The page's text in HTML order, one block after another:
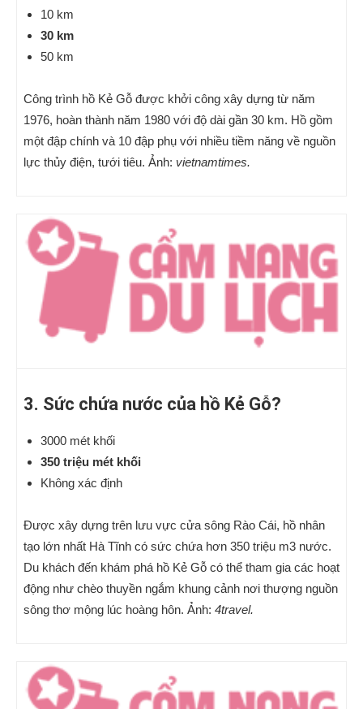
10 km
30 km
50 km
Công trình hồ Kẻ Gỗ được khởi công xây dựng từ năm
1976, hoàn thành năm 1980 với độ dài gần 30 km. Hồ gồm
một đập chính và 10 đập phụ với nhiều tiềm năng về nguồn
lực thủy điện, tưới tiêu. Ảnh: vietnamtimes.
3. Sức chứa nước của hồ Kẻ Gỗ?
3000 mét khối
350 triệu mét khối
Không xác định
Được xây dựng trên lưu vực cửa sông Rào Cái, hồ nhân
tạo lớn nhất Hà Tĩnh có sức chứa hơn 350 triệu m3 nước.
Du khách đến khám phá hồ Kẻ Gỗ có thể tham gia các hoạt
động như chèo thuyền ngắm khung cảnh nơi thượng nguồn
sông thơ mộng lúc hoàng hôn. Ảnh: 4travel.